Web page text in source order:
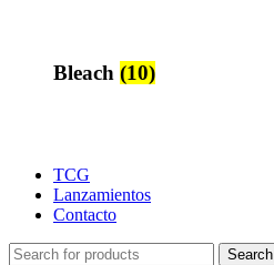
Bleach (10)
TCG
Lanzamientos
Contacto
Search